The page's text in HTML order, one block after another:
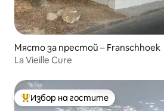
Място за престой – Franschhoek
La Vieille Cure
Най-популярен избор на гостите
Избор на гостите